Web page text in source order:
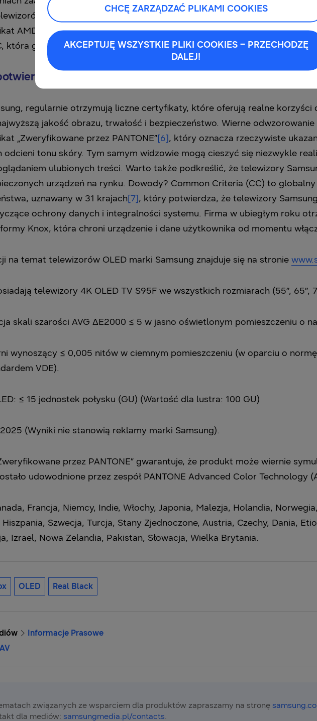
OLED oferowanych przez markę Samsung w roku 2025 jest też
AMD FreeSync™ Premium Pro. Co więcej, została ona uznana za
która gwarantuje graczom doskonałe parametry techniczne i
jakość produktu i bezpieczeństwa
regularnie otrzymują liczne certyfikaty, które oferują realne korzyści
jakość obrazu, trwałość i bezpieczeństwo. Wierne
„Zweryfikowane przez PANTONE”[6], który oznacza rzeczywiste
odcieni tonu skóry. Tym samym widzowie mogą cieszyć się niezwykle
ulubionych treści. Warto także podkreślić, że telewizory
urządzeń na rynku. Dowody? Common Criteria (CC) to
uznawany w 31 krajach[7], który potwierdza, że telewizory
ochrony danych i integralności systemu. Firma w ubiegłym roku
Knox, która chroni urządzenie i dane użytkownika od momentu
na temat telewizorów OLED marki Samsung znajduje się na stronie
telewizory 4K OLED TV S95F we wszystkich rozmiarach (55’’, 65’’,
skali szarości AVG ΔE2000 ≤ 5 w jasno oświetlonym pomieszczeniu o
wynoszący ≤ 0,005 nitów w ciemnym pomieszczeniu (w oparciu o
VDE).
≤ 15 jednostek połysku (GU) (Wartość dla lustra: 100 GU)
(Wyniki nie stanowią reklamy marki Samsung).
przez PANTONE” gwarantuje, że produkt może wiernie
udowodnione przez zespół PANTONE Advanced Color Technology
Francja, Niemcy, Indie, Włochy, Japonia, Malezja, Holandia,
Hiszpania, Szwecja, Turcja, Stany Zjednoczone, Austria, Czechy, Dania,
Izrael, Nowa Zelandia, Pakistan, Słowacja, Wielka Brytania.
OLED Real Black
Informacje Prasowe
związanych ze wsparciem dla produktów zapraszamy na stronę
dla mediów: samsungmedia.pl/contacts.
CHCĘ ZARZĄDZAĆ PLIKAMI COOKIES
AKCEPTUJĘ WSZYSTKIE PLIKI COOKIES – PRZECHODZĘ
DALEJ!